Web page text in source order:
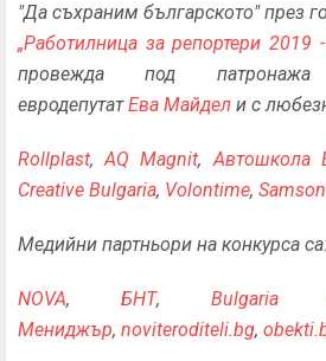
"Да съхраним българското" през
„Работилница за репортери
провежда под
евродепутатЕва Майдел и с
Rollplast,AQ Magnit,Автошкола
Creative Bulgaria, Volontime,
Медийни партньори на конкурса са:
NOVA, БНТ,
Мениджър, noviteroditeli.bg,